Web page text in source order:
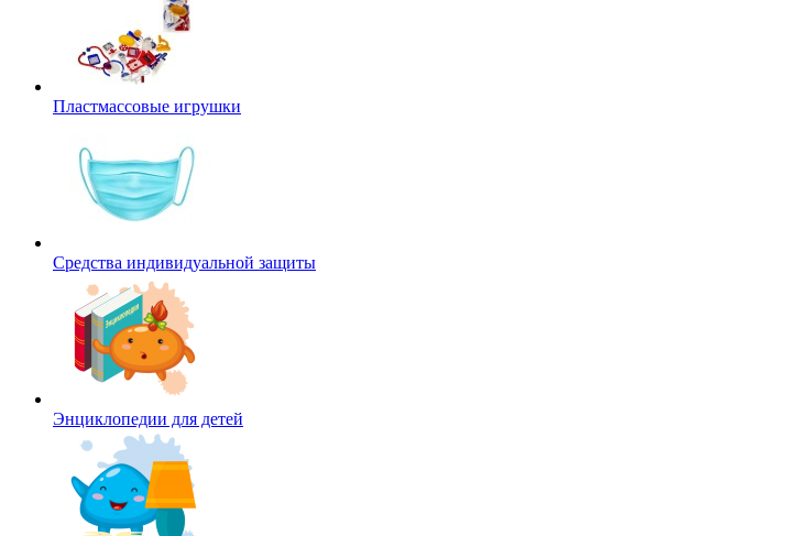
Пластмассовые игрушки
Средства индивидуальной защиты
Энциклопедии для детей